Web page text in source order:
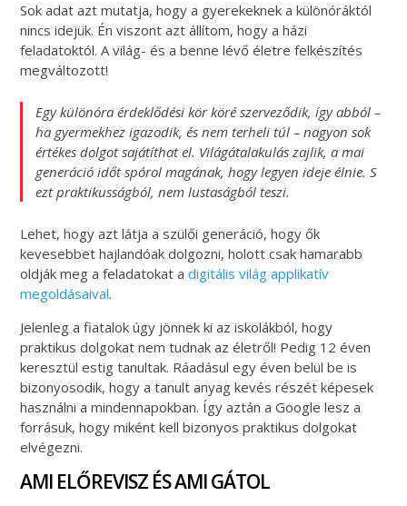
Sok adat azt mutatja, hogy a gyerekeknek a különóráktól
nincs idejük. Én viszont azt állítom, hogy a házi
feladatoktól. A világ- és a benne lévő életre felkészítés
megváltozott!
Egy különóra érdeklődési kör köré szerveződik, így abból –
ha gyermekhez igazodik, és nem terheli túl – nagyon sok
értékes dolgot sajátíthat el. Világátalakulás zajlik, a mai
generáció időt spórol magának, hogy legyen ideje élnie. S
ezt praktikusságból, nem lustaságból teszi.
Lehet, hogy azt látja a szülői generáció, hogy ők
kevesebbet hajlandóak dolgozni, holott csak hamarabb
oldják meg a feladatokat adigitális világ applikatív
megoldásaival.
Jelenleg a fiatalok úgy jönnek ki az iskolákból, hogy
praktikus dolgokat nem tudnak az életről! Pedig 12 éven
keresztül estig tanultak. Ráadásul egy éven belül be is
bizonyosodik, hogy a tanult anyag kevés részét képesek
használni a mindennapokban. Így aztán a Google lesz a
forrásuk, hogy miként kell bizonyos praktikus dolgokat
elvégezni.
AMI ELŐREVISZ ÉS AMI GÁTOL